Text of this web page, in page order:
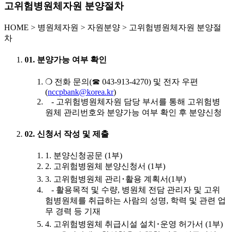
고위험병원체자원 분양절차
HOME > 병원체자원 > 자원분양 > 고위험병원체자원 분양절
차
01. 분양가능 여부 확인
❍ 전화 문의(☎ 043-913-4270) 및 전자 우편
(nccpbank@korea.kr)
- 고위험병원체자원 담당 부서를 통해 고위험병
원체 관리번호와 분양가능 여부 확인 후 분양신청
02. 신청서 작성 및 제출
1. 분양신청공문 (1부)
2. 고위험병원체 분양신청서 (1부)
3. 고위험병원체 관리･활용 계획서(1부)
- 활용목적 및 수량, 병원체 전담 관리자 및 고위
험병원체를 취급하는 사람의 성명, 학력 및 관련 업
무 경력 등 기재
4. 고위험병원체 취급시설 설치･운영 허가서 (1부)